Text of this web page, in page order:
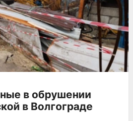
в обрушении
в Волгограде